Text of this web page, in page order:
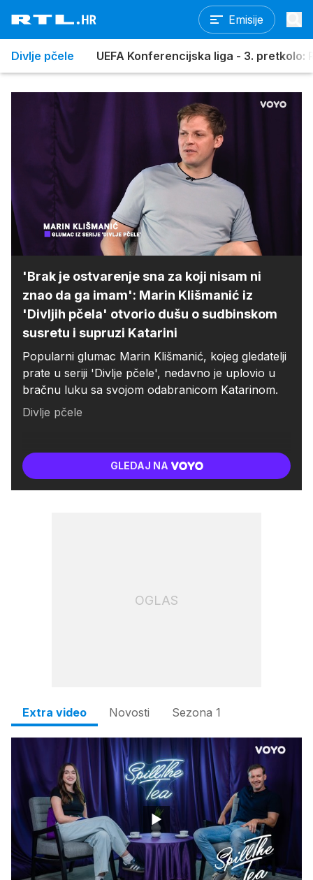
Emisije
Divlje pčele UEFA Konferencijska liga - 3. pretkolo:
zvuk
Loaded:
3.29%
'Brak je ostvarenje sna za koji nisam ni
znao da ga imam': Marin Klišmanić iz
'Divljih pčela' otvorio dušu o sudbinskom
susretu i supruzi Katarini
Popularni glumac Marin Klišmanić, kojeg gledatelji
prate u seriji 'Divlje pčele', nedavno je uplovio u
bračnu luku sa svojom odabranicom Katarinom.
Divlje pčele
GLEDAJ NA
OGLAS
Extra video Novosti Sezona 1